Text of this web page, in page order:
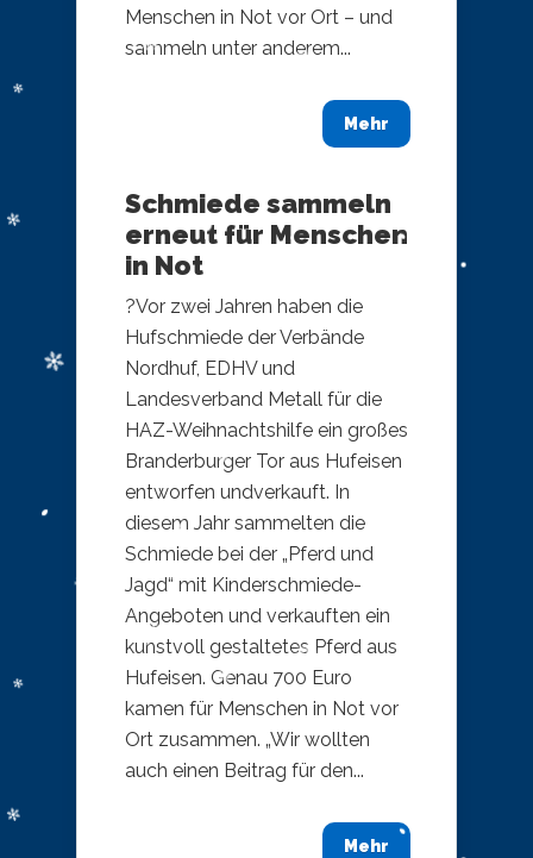
Menschen in Not vor Ort – und
sammeln unter anderem...
Mehr
Schmiede sammeln
erneut für Menschen
in Not
?Vor zwei Jahren haben die
Hufschmiede der Verbände
Nordhuf, EDHV und
Landesverband Metall für die
HAZ-Weihnachtshilfe ein großes
Branderburger Tor aus Hufeisen
entworfen undverkauft. In
diesem Jahr sammelten die
Schmiede bei der „Pferd und
Jagd“ mit Kinderschmiede-
Angeboten und verkauften ein
kunstvoll gestaltetes Pferd aus
Hufeisen. Genau 700 Euro
kamen für Menschen in Not vor
Ort zusammen. „Wir wollten
auch einen Beitrag für den...
Mehr